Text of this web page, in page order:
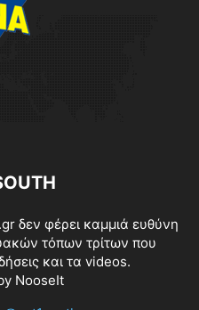
δεν φέρει καμμιά ευθύνη
τόπων τρίτων που
και τα videos.
NooseIt